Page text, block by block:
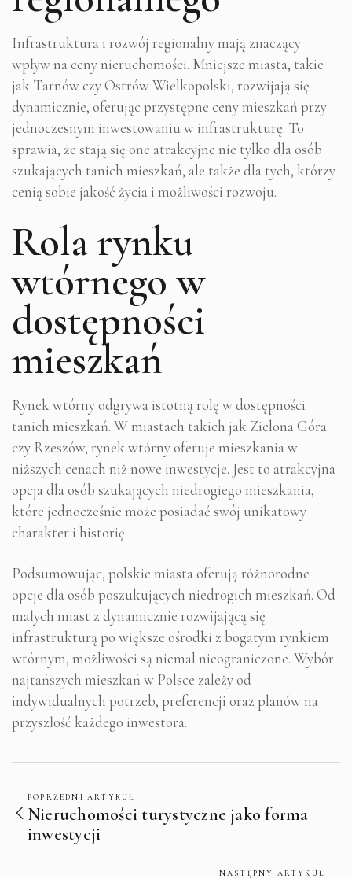
Infrastruktura i rozwój regionalny mają znaczący
wpływ na ceny nieruchomości. Mniejsze miasta, takie
jak Tarnów czy Ostrów Wielkopolski, rozwijają się
dynamicznie, oferując przystępne ceny mieszkań przy
jednoczesnym inwestowaniu w infrastrukturę. To
sprawia, że stają się one atrakcyjne nie tylko dla osób
szukających tanich mieszkań, ale także dla tych, którzy
cenią sobie jakość życia i możliwości rozwoju.
Rola rynku
wtórnego w
dostępności
mieszkań
Rynek wtórny odgrywa istotną rolę w dostępności
tanich mieszkań. W miastach takich jak Zielona Góra
czy Rzeszów, rynek wtórny oferuje mieszkania w
niższych cenach niż nowe inwestycje. Jest to atrakcyjna
opcja dla osób szukających niedrogiego mieszkania,
które jednocześnie może posiadać swój unikatowy
charakter i historię.
Podsumowując, polskie miasta oferują różnorodne
opcje dla osób poszukujących niedrogich mieszkań. Od
małych miast z dynamicznie rozwijającą się
infrastrukturą po większe ośrodki z bogatym rynkiem
wtórnym, możliwości są niemal nieograniczone. Wybór
najtańszych mieszkań w Polsce zależy od
indywidualnych potrzeb, preferencji oraz planów na
przyszłość każdego inwestora.
POPRZEDNI ARTYKUŁ
Nieruchomości turystyczne jako forma
inwestycji
NASTĘPNY ARTYKUŁ